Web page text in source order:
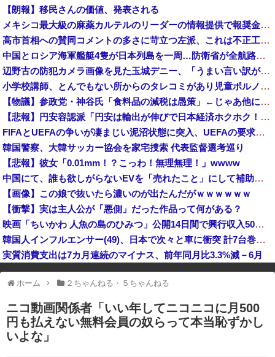
【朗報】移民さんの価値、発表される
メキシコ最大級の麻薬カルテルのリーダーの情報提供で報奨金約39億円！
高市首相への賛同コメントの多さに苛立つ左派、これは不正工作に違いない！と確信してしまった結果……
中国とロシア海軍艦艇4隻が日本列島を一周…防衛省が全航路を公開！
辺野古の防犯カメラ画像を見た玉城デニー、「うまい言い訳が思いつかなかったからそれかよ」と有権者を呆れさせるコメントを……
小学校講師、とんでもない所からのタレコミがあり児童ポルノ禁止法違反で逮捕
【物議】参政党・神谷氏「食料品の減税は愚策」←じゃあ他にどんな経済対策があるんだよ？
歴代最多得票記録でトップ当選の河合ゆうすけ市議、埼玉知事選（来年８月）に立候補表明！「埼玉県の外国人問題を解決するには、知事選で保守の政治家が立...
イオンモール熊本の爆発「配管が損傷しガス漏れ、着火した可能性」福岡酸素、経産省に報告
【衝撃】若者達「株取引をゲーム感覚にしたろ！」→結果
平和活動家がいなくなると平和 [8/7]
【悲報】円安容認派「円安は輸出が伸びで日本経済ホクホク！」⇒ 世界に売る物が無さすぎて輸出額で韓国に惨敗・・・
FIFAとUEFAの争いが凄まじい泥沼状態に突入、UEFAの要求を呑んだFIFAだったがUEFA側は強硬姿勢を崩さず……
韓国警察、大韓サッカー協会を家宅捜索 代表監督選考巡り
【悲報】彼女「0.01mm！？こっわ！無理無理！」wwww
中国にて、誰も欲しがらないEVを「売れたこと」にして補助金を騙し取る事案が横行。販売実績水増し [8/7]
【画像】この娘で抜いたら濃いのが出たんだがｗｗｗｗｗｗ
【衝撃】実は主人公が「悪側」だった作品って何がある？
映画「ちいかわ 人魚の島のひみつ」公開14日間で興行収入50億円突破 最終興収102.8億円の「シン・エヴァ」に並ぶペース
韓国人インフルエンサー(49)、日本で次々と車に衝突 計7台巻き込み 八王子
実質消費支出は7カ月連続のマイナス、前年同月比3.3%減－6月
※アドブロック等の広告非表示プラグインやアドオンを利用している場合、
一部のコンテンツが表示されなくなったり、サイト全体のレイアウトが崩れ
たりする場合があります。
ホーム ２ちゃんねる・５ちゃんねる
ニコ動画関係者「いい年してニコニコに月500
円も払えない無料会員の奴らって本当恥ずかし
いよな」